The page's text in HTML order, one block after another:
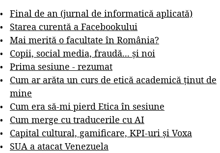
Final de an (jurnal de informatică aplicată)
Starea curentă a Facebookului
Mai merită o facultate în România?
Copii, social media, fraudă... și noi
Prima sesiune - rezumat
Cum ar arăta un curs de etică academică ținut de
mine
Cum era să-mi pierd Etica în sesiune
Cum merge cu traducerile cu AI
Capital cultural, gamificare, KPI-uri și Voxa
SUA a atacat Venezuela